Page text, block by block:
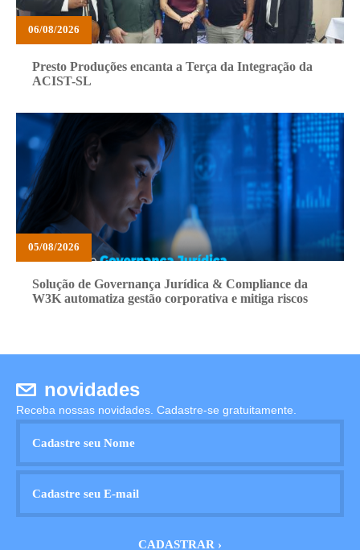
06/08/2026
Presto Produções encanta a Terça da Integração da
ACIST-SL
05/08/2026
Solução de Governança Jurídica & Compliance da
W3K automatiza gestão corporativa e mitiga riscos
novidades
Receba nossas novidades. Cadastre-se gratuitamente.